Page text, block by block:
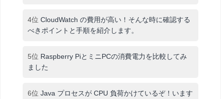
4位 CloudWatch の費用が高い！そんな時に確認する
べきポイントと手順を紹介します。
5位 Raspberry PiとミニPCの消費電力を比較してみ
ました
6位 Java プロセスが CPU 負荷かけているぞ！います